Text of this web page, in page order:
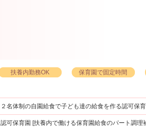
扶養内勤務OK 保育園で固定時間
２名体制の自園給食で子ども達の給食を作る認可保
認可保育園 [扶養内で働ける保育園給食のパート調理